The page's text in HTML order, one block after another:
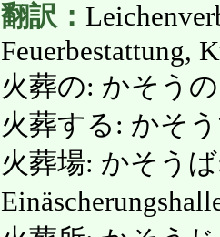
翻訳：
Feuerbestattung,
火葬の: かそうの
火葬する: かそう
火葬場: かそうば